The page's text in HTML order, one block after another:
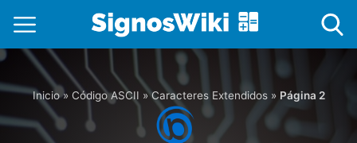
Inicio» Código ASCII »Caracteres Extendidos» Página 2